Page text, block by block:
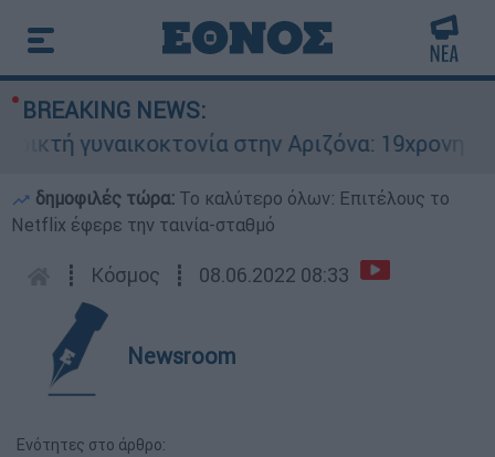
BREAKING NEWS:
γυναικοκτονία στην Αριζόνα: 19χρονη
δημοφιλές τώρα: Το καλύτερο όλων: Επιτέλους το
Netflix έφερε την ταινία-σταθμό
┋ Κόσμος ┋ 08.06.2022 08:33
Newsroom
Ενότητες στο άρθρο: